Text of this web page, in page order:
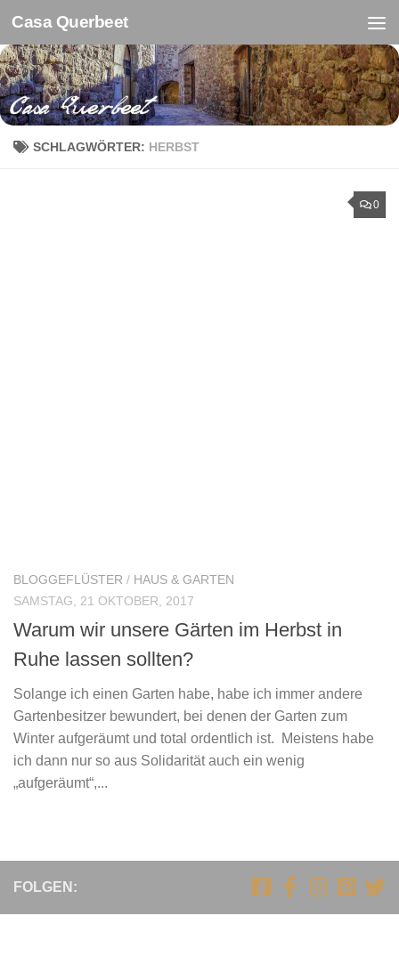
Zum Inhalt springen
Casa Querbeet
SCHLAGWÖRTER: HERBST
0
BLOGGEFLÜSTER / HAUS & GARTEN
SAMSTAG, 21 OKTOBER, 2017
Warum wir unsere Gärten im Herbst in
Ruhe lassen sollten?
Solange ich einen Garten habe, habe ich immer andere
Gartenbesitzer bewundert, bei denen der Garten zum
Winter aufgeräumt und total ordentlich ist. Meistens habe
ich dann nur so aus Solidarität auch ein wenig
„aufgeräumt“,...
FOLGEN: